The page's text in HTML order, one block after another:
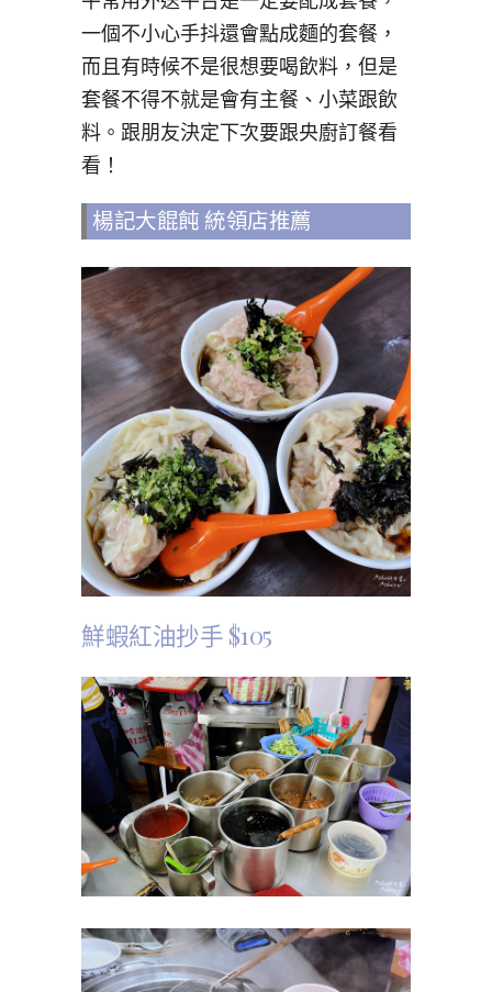
一個不小心手抖還會點成麵的套餐，
而且有時候不是很想要喝飲料，但是
套餐不得不就是會有主餐、小菜跟飲
料。跟朋友決定下次要跟央廚訂餐看
看！
楊記大餛飩 統領店推薦
鮮蝦紅油抄手 $105